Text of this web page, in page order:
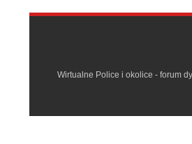
Wirtualne Police i okolice - forum